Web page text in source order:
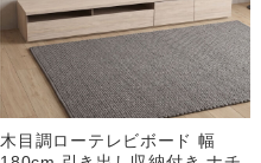
木目調ローテレビボード 幅